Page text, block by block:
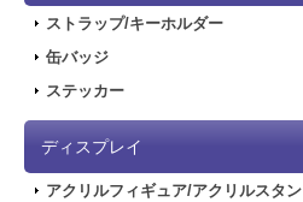
ストラップ/キーホルダー
缶バッジ
ステッカー
ディスプレイ
アクリルフィギュア/アクリルスタン